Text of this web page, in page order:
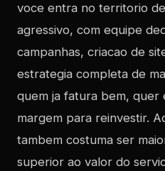
voce entra no territorio
agressivo, com equipe
campanhas, criacao de
estrategia completa de
quem ja fatura bem, quer
margem para reinvestir.
tambem costuma ser
superior ao valor do